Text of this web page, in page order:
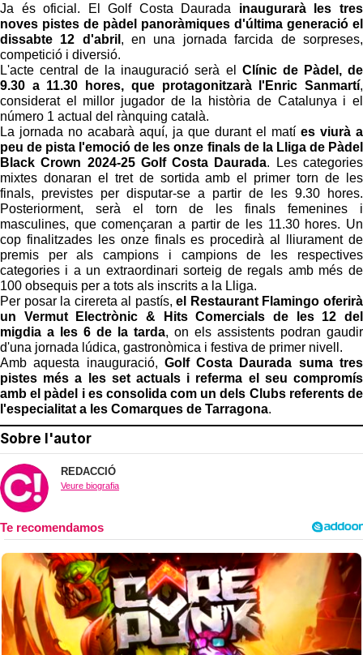
Ja és oficial. El Golf Costa Daurada inaugurarà les tres
noves pistes de pàdel panoràmiques d'última generació el
dissabte 12 d'abril , en una jornada farcida de sorpreses,
competició i diversió.
L'acte central de la inauguració serà el
Clínic de Pàdel, de
9.30 a 11.30 hores, que protagonitzarà l'Enric Sanmartí,
considerat el millor jugador de la història de Catalunya i el
número 1 actual del rànquing català.
La jornada no acabarà aquí, ja que durant el matí es viurà a
peu de pista l'emoció de les onze finals de la Lliga de Pàdel
Black Crown 2024-25 Golf Costa Daurada. Les categories
mixtes donaran el tret de sortida amb el primer torn de les
finals, previstes per disputar-se a partir de les 9.30 hores.
Posteriorment, serà el torn de les finals femenines i
masculines, que començaran a partir de les 11.30 hores. Un
cop finalitzades les onze finals es procedirà al lliurament de
premis per als campions i campions de les respectives
categories i a un extraordinari sorteig de regals amb més de
100 obsequis per a tots als inscrits a la Lliga.
Per posar la cirereta al pastís,el Restaurant Flamingo oferirà
un Vermut Electrònic & Hits Comercials de les 12 del
migdia a les 6 de la tarda, on els assistents podran gaudir
d'una jornada lúdica, gastronòmica i festiva de primer nivell.
Amb aquesta inauguració, Golf Costa Daurada suma tres
pistes més a les set actuals i referma el seu compromís
amb el pàdel i es consolida com un dels Clubs referents de
l'especialitat a les Comarques de Tarragona.
Sobre l'autor
REDACCIÓ
Veure biografia